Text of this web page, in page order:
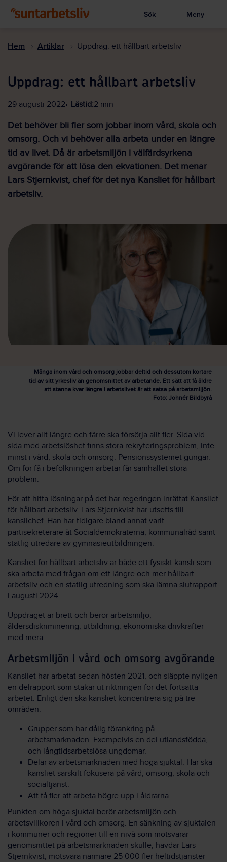
till
Visa sökruta
Sök Meny
Hem Artiklar Uppdrag: ett hållbart arbetsliv
Uppdrag: ett hållbart arbetsliv
29 augusti 2022 Lästid:2 min
Det behöver bli fler som jobbar inom vård, skola och
omsorg. Och vi behöver alla arbeta under en längre
tid av livet. Då är arbetsmiljön i välfärdsyrkena
avgörande för att lösa den ekvationen. Det menar
Lars Stjernkvist, chef för det nya Kansliet för hållbart
arbetsliv.
Många inom vård och omsorg jobbar deltid och dessutom kortare
tid av sitt yrkesliv än genomsnittet av arbetande. Ett sätt att få äldre
att stanna kvar längre i arbetslivet är att satsa på arbetsmiljön.
Foto: Johnér Bildbyrå
Vi lever allt längre och färre ska försörja allt fler. Sida vid
sida med arbetslöshet finns stora rekryteringsproblem, inte
minst i vård, skola och omsorg. Pensionssystemet gungar.
Om för få i befolkningen arbetar får samhället stora
problem.
För att hitta lösningar på det har regeringen inrättat Kansliet
för hållbart arbetsliv. Lars Stjernkvist har utsetts till
kanslichef. Han har tidigare bland annat varit
partisekreterare åt Socialdemokraterna, kommunalråd samt
statlig utredare av gymnasieutbildningen.
Kansliet för hållbart arbetsliv är både ett fysiskt kansli som
ska arbeta med frågan om ett längre och mer hållbart
arbetsliv och en statlig utredning som ska lämna slutrapport
i augusti 2024.
Uppdraget är brett och berör arbetsmiljö,
åldersdiskriminering, utbildning, ekonomiska drivkrafter
med mera.
Arbetsmiljön i vård och omsorg avgörande
Kansliet har arbetat sedan hösten 2021, och släppte nyligen
en delrapport som stakar ut riktningen för det fortsätta
arbetet. Enligt den ska kansliet koncentrera sig på tre
områden:
Grupper som har dålig förankring på
arbetsmarknaden. Exempelvis en del utlandsfödda,
och långtidsarbetslösa ungdomar.
Delar av arbetsmarknaden med höga sjuktal. Här ska
kansliet särskilt fokusera på vård, omsorg, skola och
socialtjänst.
Att få fler att arbeta högre upp i åldrarna.
Punkten om höga sjuktal berör arbetsmiljön och
arbetsvillkoren i vård och omsorg. En sänkning av sjuktalen
i kommuner och regioner till en nivå som motsvarar
genomsnittet på arbetsmarknaden skulle, hävdar Lars
Stjernkvist, motsvara närmare 25 000 fler heltidstjänster